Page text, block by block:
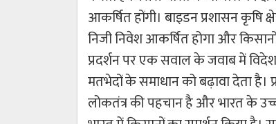
आकर्षित होंगी। बाइडन प्रशासन
निजी निवेश आकर्षित होगा और
प्रदर्शन पर एक सवाल के जवाब में विदेश
मतभेदों के समाधान को बढ़ावा देता है।
लोकतंत्र की पहचान है और भारत के